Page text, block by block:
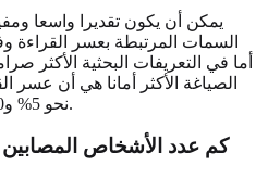
يمكن أن يكون تقديرا واسعا
السمات المرتبطة بعسر القراءة
أما في التعريفات البحثية الأكثر
الصياغة الأكثر أمانا هي أن عسر
نحو 5% و20% من الناس بحسب المعايير.
كم عدد الأشخاص المصابين